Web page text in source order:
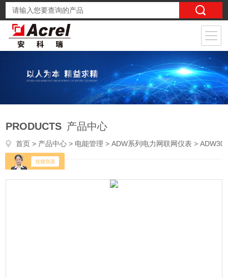
PRODUCTS 产品中心
首页 > 产品中心 > 电能管理 >ADW系列电力网联网仪表 > ADW300/C基站节能改造电表